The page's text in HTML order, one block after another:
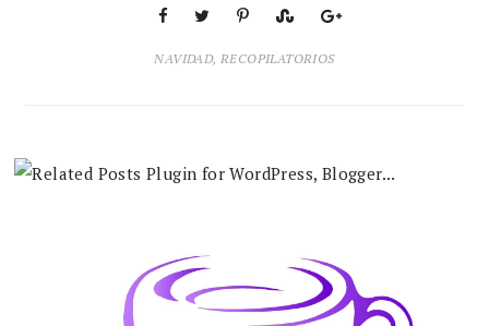
NAVIDAD, RECOPILATORIOS